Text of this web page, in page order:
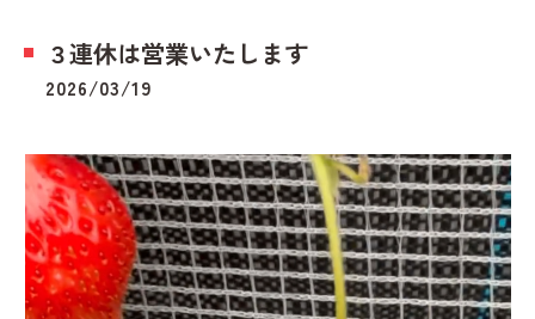
３連休は営業いたします
2026/03/19